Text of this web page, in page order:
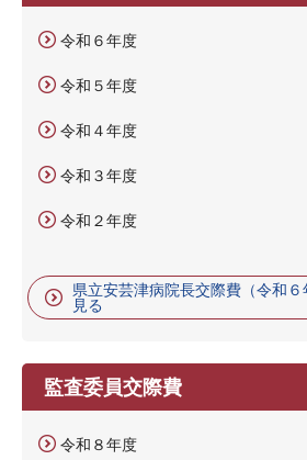
令和６年度
令和５年度
令和４年度
令和３年度
令和２年度
県立安芸津病院長交際費（令和
見る
監査委員交際費
令和８年度